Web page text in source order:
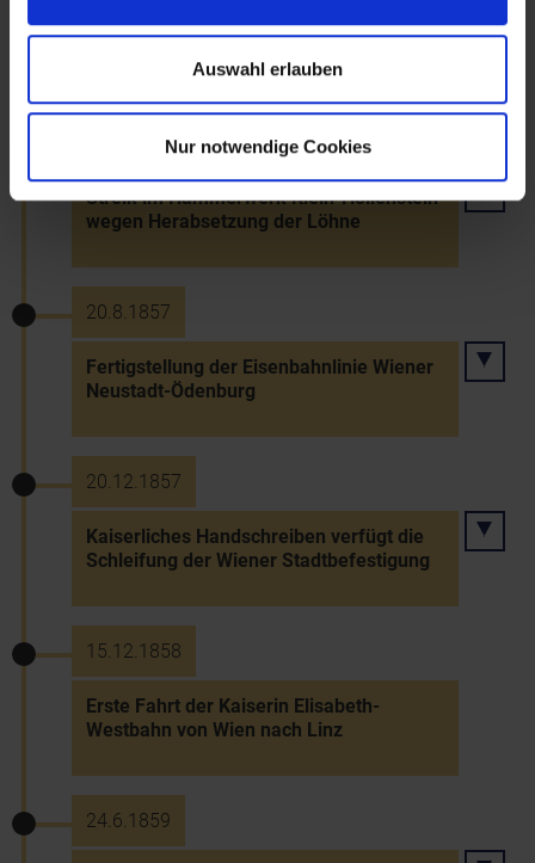
Auswahl erlauben
Nur notwendige Cookies
16.5.1857
Streik im Hammerwerk Klein-Hollenstein
wegen Herabsetzung der Löhne
20.8.1857
Fertigstellung der Eisenbahnlinie Wiener
Neustadt-Ödenburg
20.12.1857
Kaiserliches Handschreiben verfügt die
Schleifung der Wiener Stadtbefestigung
15.12.1858
Erste Fahrt der Kaiserin Elisabeth-
Westbahn von Wien nach Linz
24.6.1859